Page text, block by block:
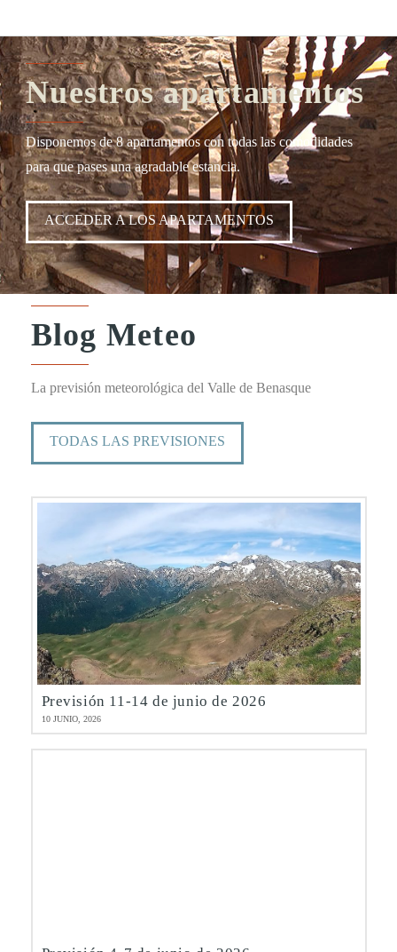
Nuestros apartamentos
Disponemos de 8 apartamentos con todas las comodidades
para que pases una agradable estancia.
ACCEDER A LOS APARTAMENTOS
Blog Meteo
La previsión meteorológica del Valle de Benasque
TODAS LAS PREVISIONES
Previsión 11-14 de junio de 2026
10 JUNIO, 2026